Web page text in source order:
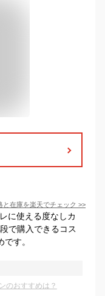
と在庫を楽天でチェック >>
に使える度なしカ
で購入できるコス
す。
のおすすめは？